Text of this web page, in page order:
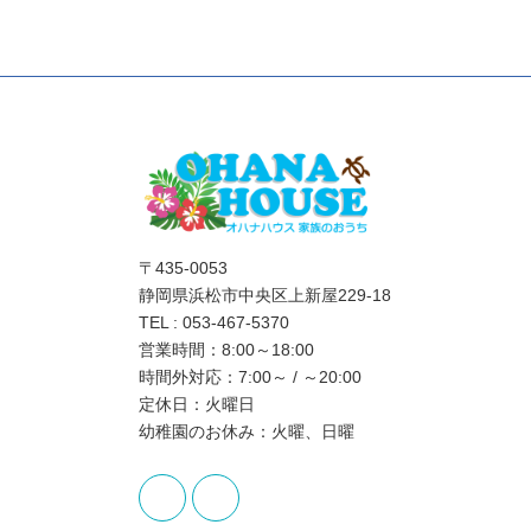
〒435-0053
静岡県浜松市中央区上新屋229-18
TEL : 053-467-5370
営業時間：8:00～18:00
時間外対応：7:00～ / ～20:00
定休日：火曜日
幼稚園のお休み：火曜、日曜